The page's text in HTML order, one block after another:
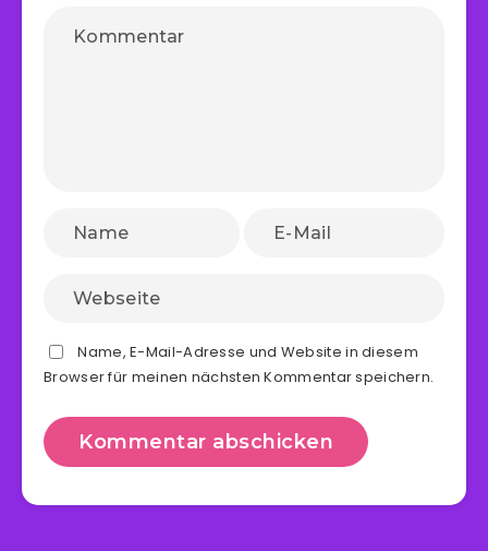
Name, E-Mail-Adresse und Website in diesem
Browser für meinen nächsten Kommentar speichern.